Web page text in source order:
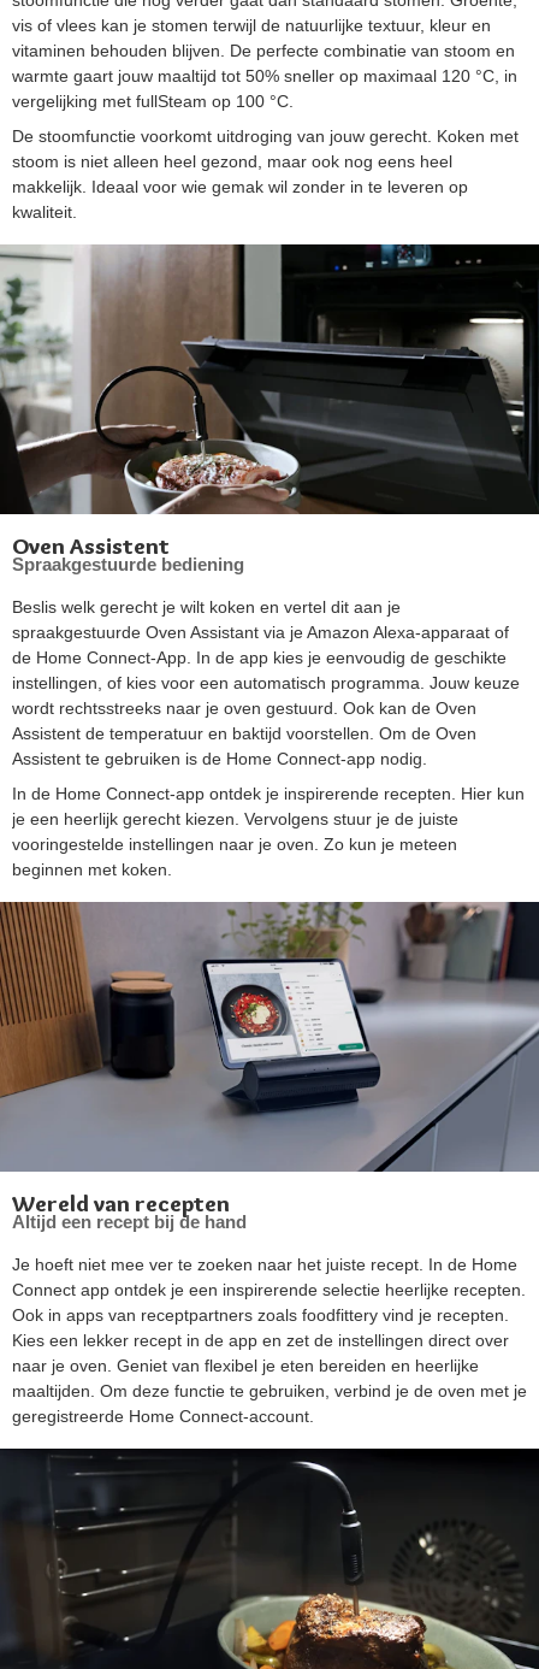
vis of vlees kan je stomen terwijl de natuurlijke textuur, kleur en
vitaminen behouden blijven. De perfecte combinatie van stoom en
warmte gaart jouw maaltijd tot 50% sneller op maximaal 120 °C, in
vergelijking met fullSteam op 100 °C.
De stoomfunctie voorkomt uitdroging van jouw gerecht. Koken met
stoom is niet alleen heel gezond, maar ook nog eens heel
makkelijk. Ideaal voor wie gemak wil zonder in te leveren op
kwaliteit.
Oven Assistent
Spraakgestuurde bediening
Beslis welk gerecht je wilt koken en vertel dit aan je
spraakgestuurde Oven Assistant via je Amazon Alexa-apparaat of
de Home Connect-App. In de app kies je eenvoudig de geschikte
instellingen, of kies voor een automatisch programma. Jouw keuze
wordt rechtsstreeks naar je oven gestuurd. Ook kan de Oven
Assistent de temperatuur en baktijd voorstellen. Om de Oven
Assistent te gebruiken is de Home Connect-app nodig.
In de Home Connect-app ontdek je inspirerende recepten. Hier kun
je een heerlijk gerecht kiezen. Vervolgens stuur je de juiste
vooringestelde instellingen naar je oven. Zo kun je meteen
beginnen met koken.
Wereld van recepten
Altijd een recept bij de hand
Je hoeft niet mee ver te zoeken naar het juiste recept. In de Home
Connect app ontdek je een inspirerende selectie heerlijke recepten.
Ook in apps van receptpartners zoals foodfittery vind je recepten.
Kies een lekker recept in de app en zet de instellingen direct over
naar je oven. Geniet van flexibel je eten bereiden en heerlijke
maaltijden. Om deze functie te gebruiken, verbind je de oven met je
geregistreerde Home Connect-account.